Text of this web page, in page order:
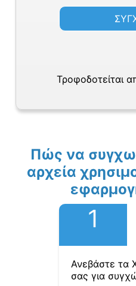
Τροφοδοτείται
Πώς να
αρχεία
1
Ανεβάστε τα
σας για